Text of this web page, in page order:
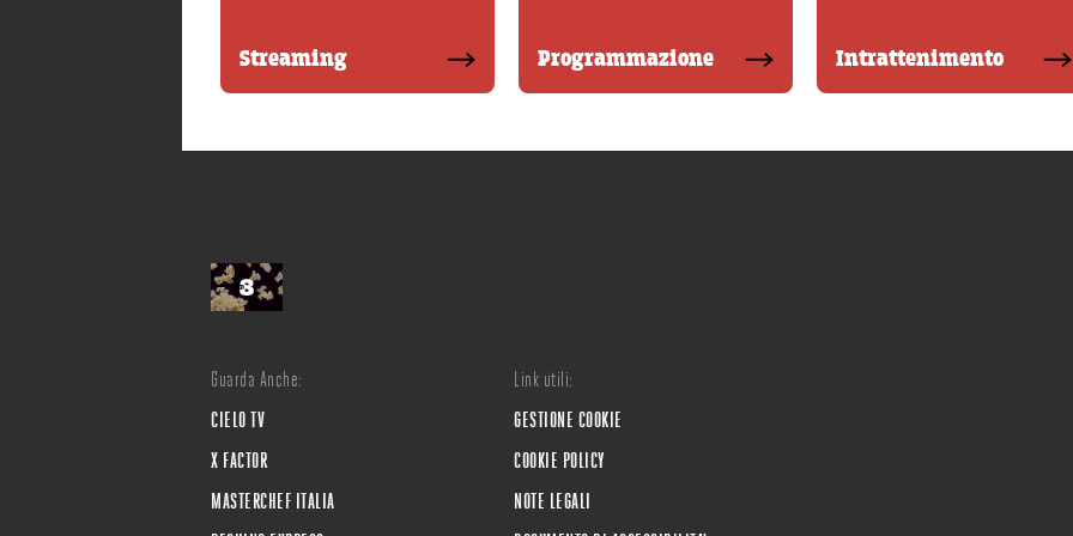
Streaming Programmazione Intrattenimento
Guarda Anche:
CIELO TV
X FACTOR
MASTERCHEF ITALIA
Link utili:
GESTIONE COOKIE
COOKIE POLICY
NOTE LEGALI